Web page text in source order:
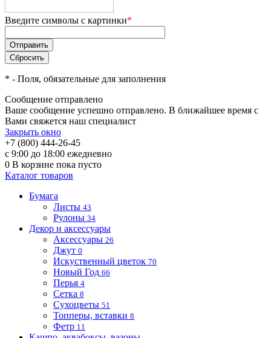
Введите символы с картинки*
* - Поля, обязательные для заполнения
Сообщение отправлено
Ваше сообщение успешно отправлено. В ближайшее время с
Вами свяжется наш специалист
Закрыть окно
+7 (800) 444-26-45
с 9:00 до 18:00 ежедневно
0 В корзине пока пусто
Каталог товаров
Бумага
Листы 43
Рулоны 34
Декор и аксессуары
Аксессуары 26
Джут 0
Искуственный цветок 70
Новый Год 66
Перья 4
Сетка 8
Сухоцветы 51
Топперы, вставки 8
Фетр 11